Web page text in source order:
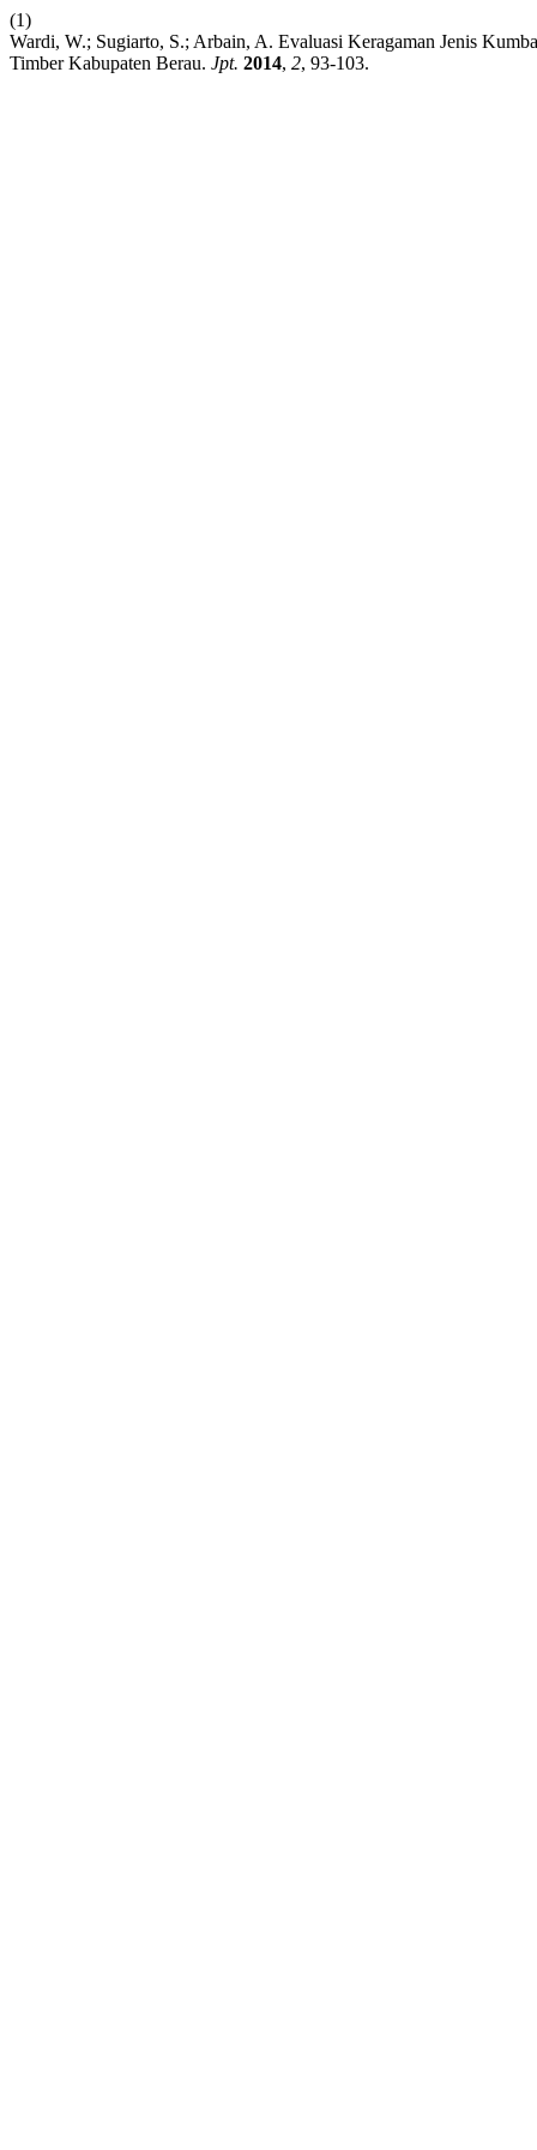
(1)
Wardi, W.; Sugiarto, S.; Arbain, A. Evaluasi Keragaman Jenis
Timber Kabupaten Berau. Jpt. 2014, 2, 93-103.